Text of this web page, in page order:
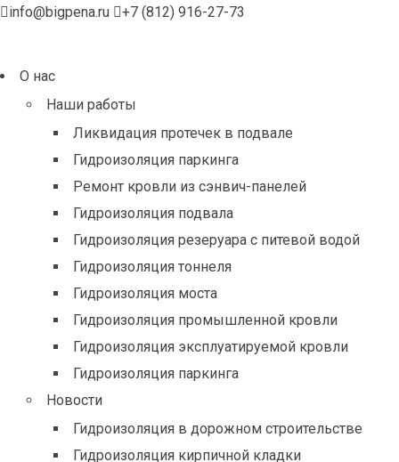
info@bigpena.ru +7 (812) 916-27-73
О нас
Наши работы
Ликвидация протечек в подвале
Гидроизоляция паркинга
Ремонт кровли из сэнвич-панелей
Гидроизоляция подвала
Гидроизоляция резеруара с питевой водой
Гидроизоляция тоннеля
Гидроизоляция моста
Гидроизоляция промышленной кровли
Гидроизоляция эксплуатируемой кровли
Гидроизоляция паркинга
Новости
Гидроизоляция в дорожном строительстве
Гидроизоляция кирпичной кладки